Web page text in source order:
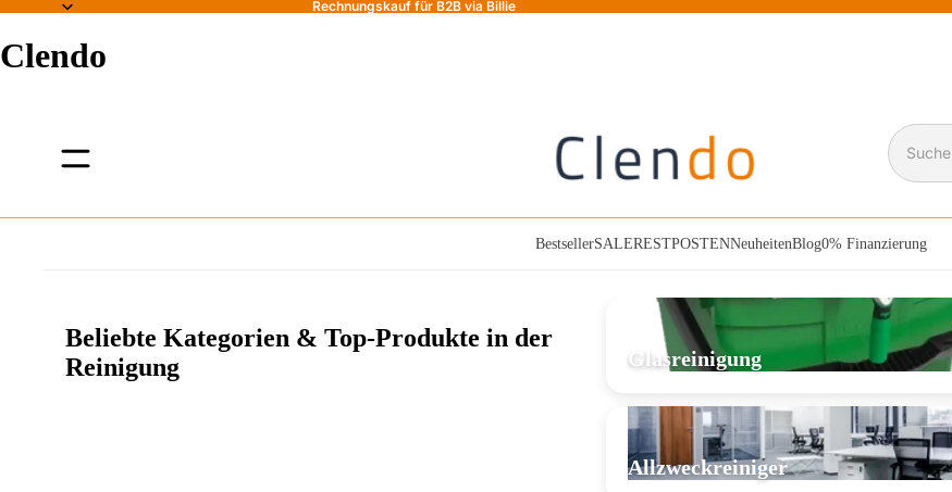
Rechnungskauf für B2B via Billie
Clendo
Suche
BestsellerSALERESTPOSTENNeuheitenBlog0% Finanzierung
Beliebte Kategorien & Top-Produkte in der
Reinigung
Glasreinigung
Allzweckreiniger